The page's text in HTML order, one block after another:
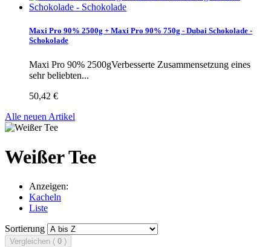
Maxi Pro 90% 2500g + Maxi Pro 90% 750g - Dubai Schokolade -
Schokolade
Maxi Pro 90% 2500gVerbesserte Zusammensetzung eines
sehr beliebten...
50,42 €
Alle neuen Artikel
Weißer Tee
Anzeigen:
Kacheln
Liste
Sortierung
Vergleichen ( 0 )